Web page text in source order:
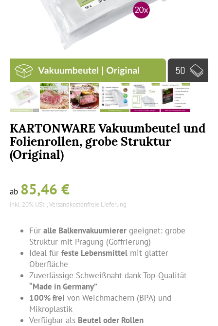
KARTONWARE Vakuumbeutel und
Folienrollen, grobe Struktur
(Original)
ab 85,46 €
inkl. 20% USt. , Versandkostenfreie Lieferung
Für alle Balkenvakuumierer geeignet: grobe
Struktur mit Prägung (Goffrierung)
Ideal für feste Lebensmittel mit glatter
Oberfläche
Zuverlässige Schweißnaht dank Top-Qualität
“Made in Germany”
100% frei von Weichmachern (BPA) und
Mikroplastik
Verfügbar als Beutel oder Rollen